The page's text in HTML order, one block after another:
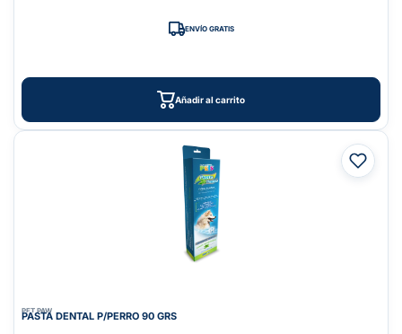
ENVÍO GRATIS
Añadir al carrito
PET PAW
PASTA DENTAL P/PERRO 90 GRS